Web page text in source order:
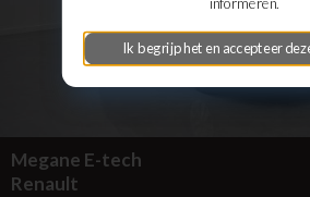
Megane E-tech
Renault
Ik begrijp het en accepteer